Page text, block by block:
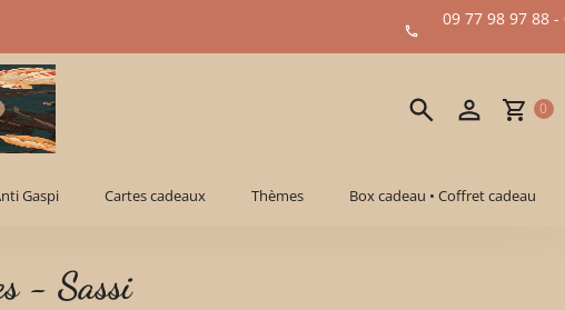
09 77 98 97 88 -
0
Gaspi Cartes cadeaux Thèmes Box cadeau • Coffret cadeau
- Sassi